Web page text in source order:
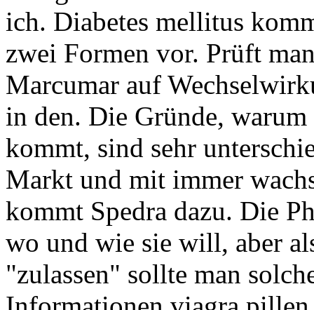
ich. Diabetes mellitus
zwei Formen vor. Prüft
Marcumar auf
in den. Die Gründe,
kommt, sind sehr
Markt und mit immer
kommt Spedra dazu. Die
wo und wie sie will, aber
"zulassen" sollte man